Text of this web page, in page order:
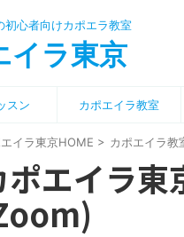
初心者向けカポエラ教室
イラ東京
スン カポエイラ教室
イラ東京HOME > カポエイラ教
ポエイラ東